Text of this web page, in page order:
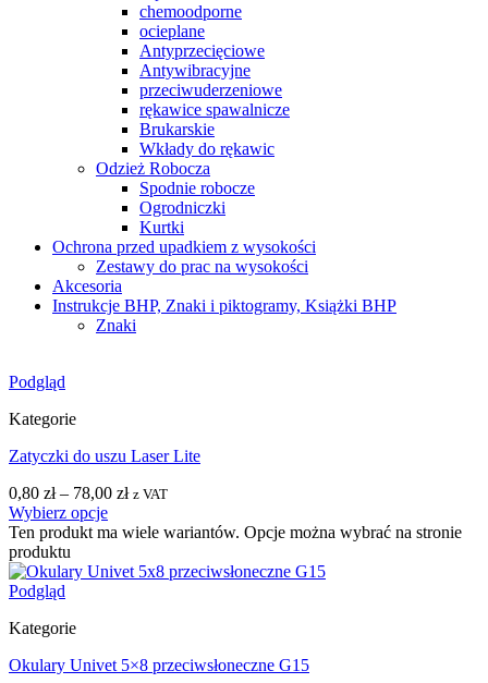
chemoodporne
ocieplane
Antyprzecięciowe
Antywibracyjne
przeciwuderzeniowe
rękawice spawalnicze
Brukarskie
Wkłady do rękawic
Odzież Robocza
Spodnie robocze
Ogrodniczki
Kurtki
Ochrona przed upadkiem z wysokości
Zestawy do prac na wysokości
Akcesoria
Instrukcje BHP, Znaki i piktogramy, Książki BHP
Znaki
Podgląd
Kategorie
Zatyczki do uszu Laser Lite
0,80 zł– 78,00 zł z VAT
Wybierz opcje
Ten produkt ma wiele wariantów. Opcje można wybrać na stronie
produktu
Podgląd
Kategorie
Okulary Univet 5×8 przeciwsłoneczne G15